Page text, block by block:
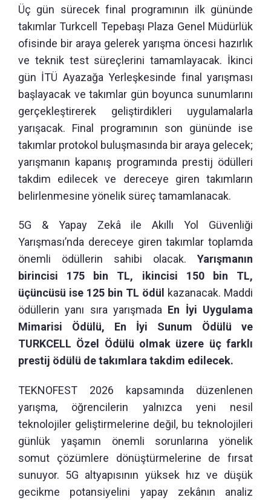
Üç gün sürecek final programının ilk gününde
takımlar Turkcell Tepebaşı Plaza Genel Müdürlük
ofisinde bir araya gelerek yarışma öncesi hazırlık
ve teknik test süreçlerini tamamlayacak. İkinci
gün İTÜ Ayazağa Yerleşkesinde final yarışması
başlayacak ve takımlar gün boyunca sunumlarını
gerçekleştirerek geliştirdikleri uygulamalarla
yarışacak. Final programının son gününde ise
takımlar protokol buluşmasında bir araya gelecek;
yarışmanın kapanış programında prestij ödülleri
takdim edilecek ve dereceye giren takımların
belirlenmesine yönelik süreç tamamlanacak.
5G & Yapay Zekâ ile Akıllı Yol Güvenliği
Yarışması’nda dereceye giren takımlar toplamda
önemli ödüllerin sahibi olacak. Yarışmanın
birincisi 175 bin TL, ikincisi 150 bin TL,
üçüncüsü ise 125 bin TL ödül
kazanacak. Maddi
ödüllerin yanı sıra yarışmada En İyi Uygulama
Mimarisi Ödülü, En İyi Sunum Ödülü ve
TURKCELL Özel Ödülü olmak üzere üç farklı
prestij ödülü de takımlara takdim edilecek.
TEKNOFEST 2026 kapsamında düzenlenen
yarışma, öğrencilerin yalnızca yeni nesil
teknolojiler geliştirmelerine değil, bu teknolojileri
günlük yaşamın önemli sorunlarına yönelik
somut çözümlere dönüştürmelerine de fırsat
sunuyor. 5G altyapısının yüksek hız ve düşük
gecikme potansiyelini yapay zekânın analiz